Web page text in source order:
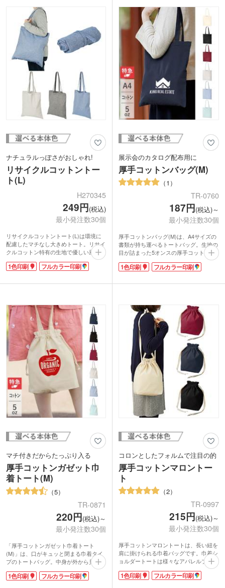
す。厚手で中身が透けにくく、様々な用
途に使いやすいのがうれしいポイント。
名入れは1色・フルカラーで対応してい
ます。好きなデザインをプリントすると
オリジナルバッグが作れます!
ナチュラルっぽさがおしゃれ!
リサイクルコットントー
ト(L)
H270345
249円(税込)
最小発注数30個
リサイクルコットントート(L)は環境に
配慮したマチなし大きめトート。リサイ
クルコットン特有の生地で優しい風合い
に仕上がりました。B4サイズがラクラ
ク納まるサイズです。長めのハンドルで
ます。約5オンス生地で軽く、折りたた
ー・ブルーの3色から選べ、幅広い層の
方に使っていただけます。
印刷は1色・フルカラー印刷に対応。エ
コを意識したショップのオリジナルトー
トバッグを製作できます。
動画提供 : favorist_廣川株式会社
1色印刷 フルカラー印刷
展示会のカタログ配布用に
厚手コットンバッグ(M)
1
TR-0760
187円(税込)～
最小発注数30個
厚手コットンバッグ(M)は、A4サイズの
書類が持ち運べるトートバッグ。生地の
目が詰まった5オンスの厚手コットン
で、シーチングと比べてバッグの中身が
透けにくいです。
パンフレット入れにもぴったり。マチな
い人には、デイリーのサブバッグとして
も活躍してくれますね。
1色印刷 フルカラー印刷
マチ付きだからたっぷり入る
厚手コットンガゼット巾
着トート(M)
5
TR-0871
220円(税込)～
最小発注数30個
「厚手コットンガゼット巾着トート
(M)」は、口がキュッと閉まる巾着タイ
プのトートバッグ。中身が外から見えな
いので、貴重品を入れても安心。持ち手
も付いているので、通勤・通学のお弁当
1色印刷 フルカラー印刷
コロンとしたフォルムで注目の的
厚手コットンマロントー
ト
2
TR-0997
215円(税込)～
最小発注数30個
厚手コットンマロントートは、長い紐を
肩に掛けられる巾着バッグです。巾着シ
ョルダートートは様々なアパレルブラン
ドが展開し大流行中! この厚手コットン
マロントートはコロンとしたフォルムが
1色印刷 フルカラー印刷